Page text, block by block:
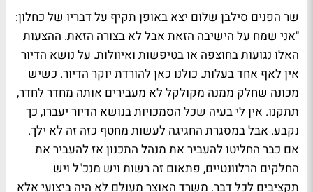
שר הפנים סילבן שלום יצא באופן תקיף על דבריו של כחלון:
"אני שמח על הישיבה הזאת אבל לא בצורה הזאת. ההצעות
האלו נגועות בחוצפה או בטיפשות ואיוולות. על נושא הדיור
אין לאף אחד בעלות. כולנו כאן להורדת יוקר הדיור. כשיש
מכונה שחלק ממנה מקולקל לא מעבירים אותה מחדר לחדר,
תתקנו. אין לי בעיה שכל הסמכויות בנושא הדיור יעברו, כך
נקבע. אבל במסגרת החגיגה לעשות מחטף כזה זה לא ילך.
אם כבר החליטו להעביר את מנהל התכנון אז להעביר את
החלקים הרלוונטיים, פתאום זה רשות ויש מנכ"ל ויש
תקציבים לכל דבר. משרד האוצר מעולם לא היה ביצועי אלא